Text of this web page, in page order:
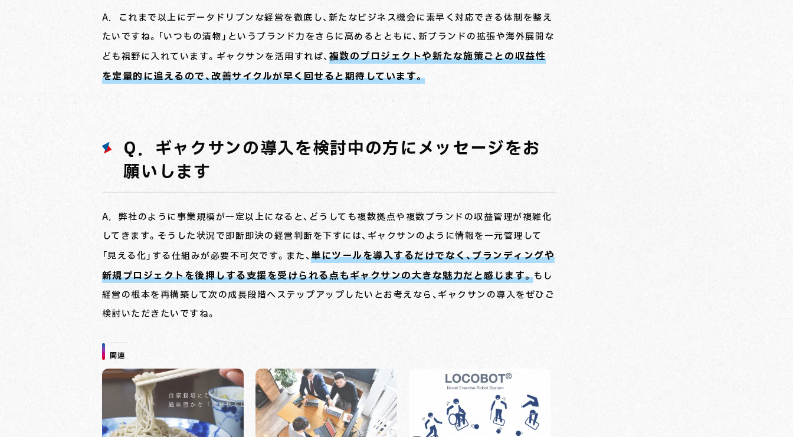
A．これまで以上にデータドリブンな経営を徹底し、新たなビジネス機会に素早く対応できる体制を整え
たいですね。「いつもの漬物」というブランド力をさらに高めるとともに、新ブランドの拡張や海外展開な
ども視野に入れています。ギャクサンを活用すれば、 複数のプロジェクトや新たな施策ごとの収益性
を定量的に追えるので、改善サイクルが早く回せると期待しています。
Q．ギャクサンの導入を検討中の方にメッセージをお
願いします
A．弊社のように事業規模が一定以上になると、どうしても複数拠点や複数ブランドの収益管理が複雑化
してきます。そうした状況で即断即決の経営判断を下すには、ギャクサンのように情報を一元管理して
「見える化」する仕組みが必要不可欠です。また、単にツールを導入するだけでなく、ブランディングや
新規プロジェクトを後押しする支援を受けられる点もギャクサンの大きな魅力だと感じます。もし
経営の根本を再構築して次の成長段階へステップアップしたいとお考えなら、ギャクサンの導入をぜひご
検討いただきたいですね。
関連